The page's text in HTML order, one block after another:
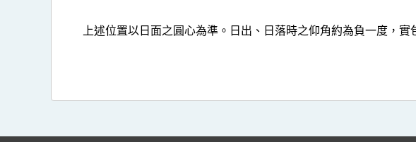
上述位置以日面之圓心為準。日出、日落時之仰角約為負一度，實